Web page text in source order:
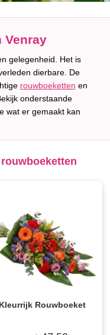
Venray
gelegenheid. Het is
dierbare. De
rouwboeketten en
onderstaande
wat er gemaakt kan
Kleurrijk Rouwboeket